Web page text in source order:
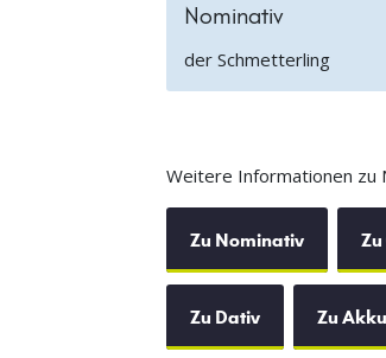
Nominativ
der Schmetterling
Weitere Informationen zu
Zu Nominativ
Zu Dativ Zu